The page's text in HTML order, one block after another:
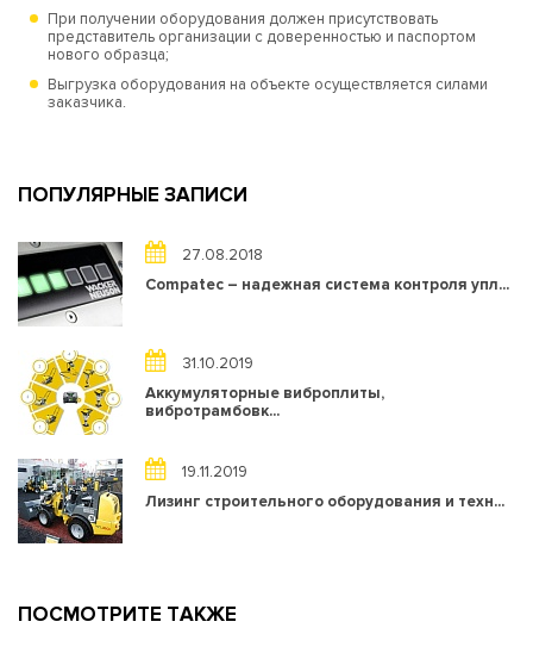
При получении оборудования должен присутствовать
представитель организации с доверенностью и паспортом
нового образца;
Выгрузка оборудования на объекте осуществляется силами
заказчика.
ПОПУЛЯРНЫЕ ЗАПИСИ
27.08.2018
Compatec – надежная система контроля упл...
31.10.2019
Аккумуляторные виброплиты,
вибротрамбовк...
19.11.2019
Лизинг строительного оборудования и техн...
ПОСМОТРИТЕ ТАКЖЕ